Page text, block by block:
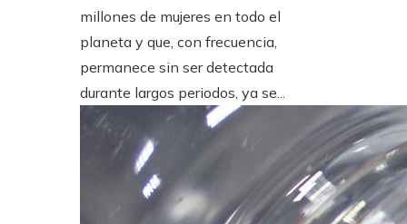
millones de mujeres en todo el
planeta y que, con frecuencia,
permanece sin ser detectada
durante largos periodos, ya se...